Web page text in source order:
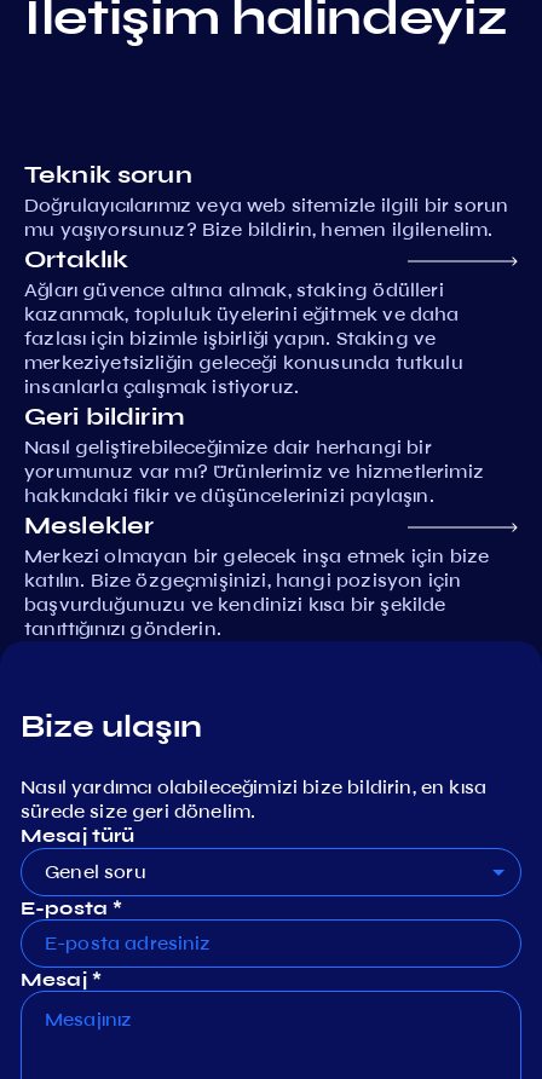
İletişim halindeyiz
Teknik sorun
Doğrulayıcılarımız veya web sitemizle ilgili bir sorun
mu yaşıyorsunuz? Bize bildirin, hemen ilgilenelim.
Ortaklık
Ağları güvence altına almak, staking ödülleri
kazanmak, topluluk üyelerini eğitmek ve daha
fazlası için bizimle işbirliği yapın. Staking ve
merkeziyetsizliğin geleceği konusunda tutkulu
insanlarla çalışmak istiyoruz.
Geri bildirim
Nasıl geliştirebileceğimize dair herhangi bir
yorumunuz var mı? Ürünlerimiz ve hizmetlerimiz
hakkındaki fikir ve düşüncelerinizi paylaşın.
Meslekler
Merkezi olmayan bir gelecek inşa etmek için bize
katılın. Bize özgeçmişinizi, hangi pozisyon için
başvurduğunuzu ve kendinizi kısa bir şekilde
tanıttığınızı gönderin.
Bize ulaşın
Nasıl yardımcı olabileceğimizi bize bildirin, en kısa
sürede size geri dönelim.
Mesaj türü
Genel soru
E-posta *
Mesaj *